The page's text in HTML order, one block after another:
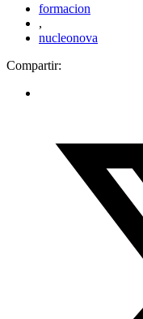
formacion
,
nucleonova
Compartir: